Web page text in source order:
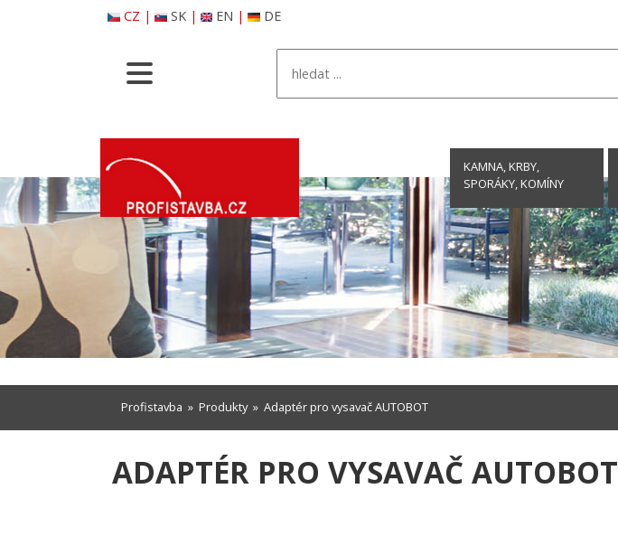
CZ | SK| EN | DE
KAMNA, KRBY,
SPORÁKY, KOMÍNY
Profistavba » Produkty» Adaptér pro vysavač AUTOBOT
ADAPTÉR PRO VYSAVAČ AUTOBOT